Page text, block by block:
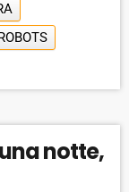
notte,